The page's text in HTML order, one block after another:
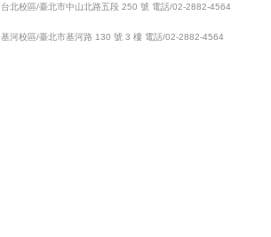
台北校區/臺北市中山北路五段 250 號 電話/02-2882-4564
基河校區/臺北市基河路 130 號 3 樓 電話/02-2882-4564